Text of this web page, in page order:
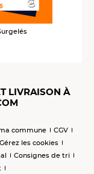
LIVRAISON À
commune
CGV
Gérez les cookies
Consignes de tri